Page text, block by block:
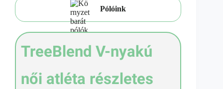
Pólóink
TreeBlend V-nyakú
női atléta részletes